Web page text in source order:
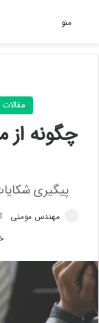
منو
چگونه از
پیگیری
مهندس مومنی